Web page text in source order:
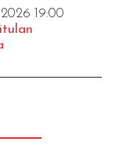
19:00